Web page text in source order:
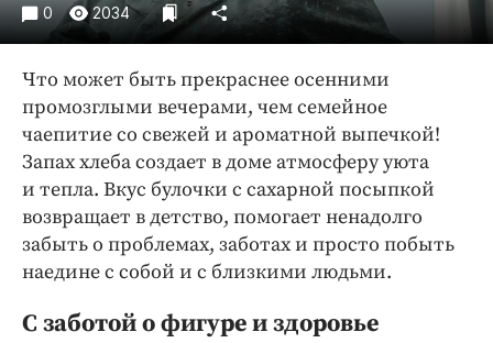
Происшествия
Спорт
Экономика и бизнес
Блоги
Издания
Медиаперсона
Интересное чтиво
Бренд года
0 2034
Что может быть прекраснее осенними
промозглыми вечерами, чем семейное
чаепитие со свежей и ароматной выпечкой!
Запах хлеба создает в доме атмосферу уюта
и тепла. Вкус булочки с сахарной посыпкой
возвращает в детство, помогает ненадолго
забыть о проблемах, заботах и просто побыть
наедине с собой и с близкими людьми.
С заботой о фигуре и здоровье